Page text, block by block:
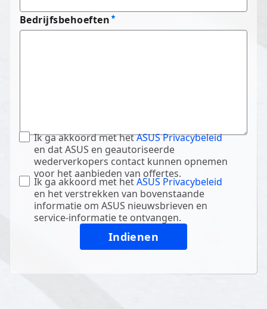
Bedrijfsbehoeften
Ik ga akkoord met hetASUS Privacybeleid
en dat ASUS en geautoriseerde
wederverkopers contact kunnen opnemen
voor het aanbieden van offertes.
Ik ga akkoord met hetASUS Privacybeleid
en het verstrekken van bovenstaande
informatie om ASUS nieuwsbrieven en
service-informatie te ontvangen.